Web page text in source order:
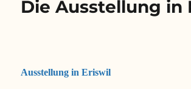
Die Ausstellung in
Ausstellung in Eriswil